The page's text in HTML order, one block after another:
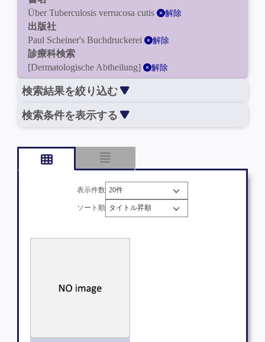
Über Tuberculosis verrucosa cutis
解除
出版社
Paul Scheiner's Buchdruckerei
解除
診療科検索
[Dermatologische Abtheilung]
解除
検索結果を絞り込む
検索条件を表示する
表示件数
ソート順